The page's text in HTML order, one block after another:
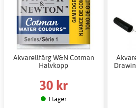
Akvarellfärg W&N Cotman
Halvkopp
30 kr
I lager